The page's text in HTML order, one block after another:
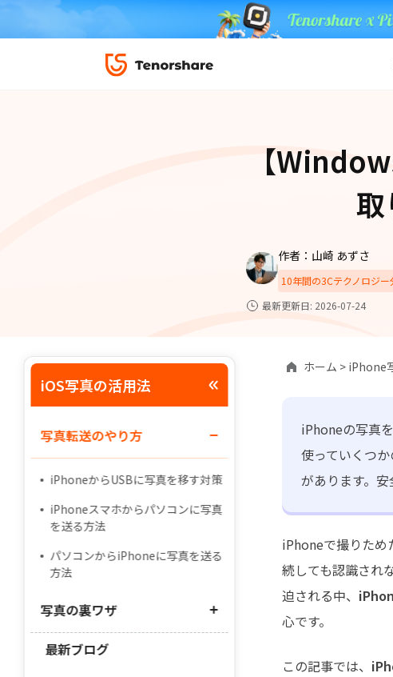
4DDiG-Windows
4DDiG-Mac デー
·iPhone間 連絡先コピー
·iPhone音楽取り込み方
最も充実したチュートリアル動画をご提供
7日間無料体
iPhoneバックアップ＆転送ソフト「iCareFone」
絡先など20種以上のデータを高速バックアップ
時 分
【
作者：山崎 あずさ
10年間の3Cテクノロジ
最新更新日: 2026-07-24
iOS写真の活用法
写真転送のやり方
iPhoneからUSBに写真を移す対策
iPhoneスマホからパソコンに写真
を送る方法
パソコンからiPhoneに写真を送る
方法
写真の裏ワザ
iPhone写真が一部しかパソコンへ
最新ブログ
ホーム > iPhone
iPhoneの写真
使っていくつ
があります。
iPhoneで撮りため
続しても認識され
迫される中、
心です。
この記事では、